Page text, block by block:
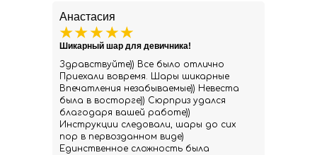
Анастасия
Здравствуйте)) Все было отлично
Приехали вовремя. Шары шикарные
Впечатления незабываемые)) Невеста
была в восторге)) Сюрприз удался
благодаря вашей работе))
Инструкции следовали, шары до сих
пор в первозданном виде)
Единственное сложность была
Шикарный шар для девичника!